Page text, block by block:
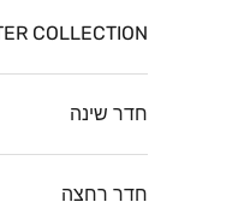
COLLECTION
חדר שינה
חדר רחצה